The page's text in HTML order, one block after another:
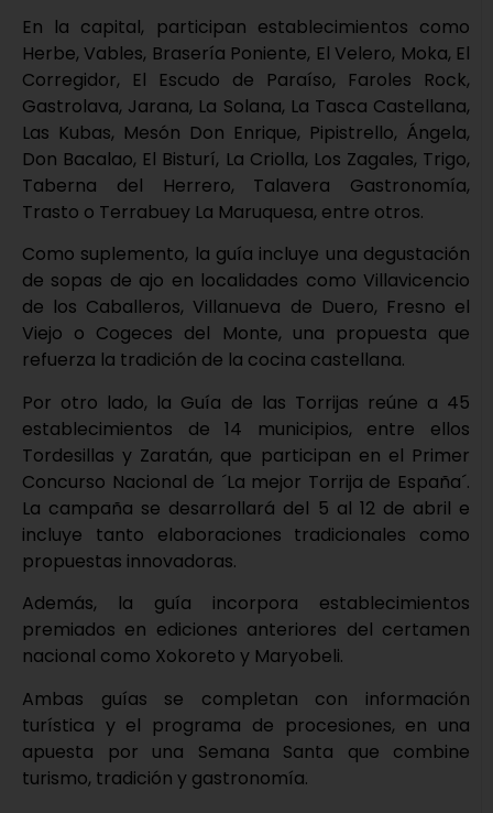
En la capital, participan establecimientos como
Herbe, Vables, Brasería Poniente, El Velero, Moka, El
Corregidor, El Escudo de Paraíso, Faroles Rock,
Gastrolava, Jarana, La Solana, La Tasca Castellana,
Las Kubas, Mesón Don Enrique, Pipistrello, Ángela,
Don Bacalao, El Bisturí, La Criolla, Los Zagales, Trigo,
Taberna del Herrero, Talavera Gastronomía,
Trasto o Terrabuey La Maruquesa, entre otros.
Como suplemento, la guía incluye una degustación
de sopas de ajo en localidades como Villavicencio
de los Caballeros, Villanueva de Duero, Fresno el
Viejo o Cogeces del Monte, una propuesta que
refuerza la tradición de la cocina castellana.
Por otro lado, la Guía de las Torrijas reúne a 45
establecimientos de 14 municipios, entre ellos
Tordesillas y Zaratán, que participan en el Primer
Concurso Nacional de ´La mejor Torrija de España´.
La campaña se desarrollará del 5 al 12 de abril e
incluye tanto elaboraciones tradicionales como
propuestas innovadoras.
Además, la guía incorpora establecimientos
premiados en ediciones anteriores del certamen
nacional como Xokoreto y Maryobeli.
Ambas guías se completan con información
turística y el programa de procesiones, en una
apuesta por una Semana Santa que combine
turismo, tradición y gastronomía.